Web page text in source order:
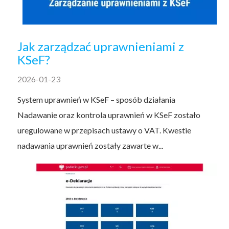
Jak zarządzać uprawnieniami z
KSeF?
2026-01-23
System uprawnień w KSeF – sposób działania
Nadawanie oraz kontrola uprawnień w KSeF zostało
uregulowane w przepisach ustawy o VAT. Kwestie
nadawania uprawnień zostały zawarte w...